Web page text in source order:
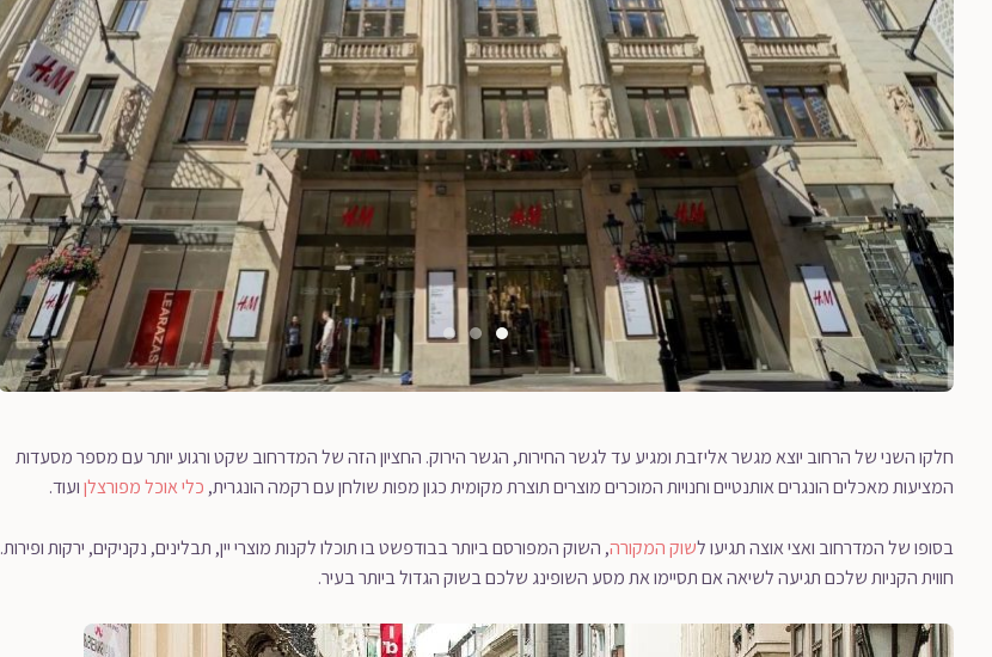
חלקו השני של הרחוב יוצא מגשר אליזבת ומגיע עד לגשר החירות, הגשר הירוק. החציון הזה של המדרחוב שקט ורגוע יותר עם מספר מסעדות
המציעות מאכלים הונגרים אותנטיים וחנויות המוכרים מוצרים תוצרת מקומית כגון מפות שולחן עם רקמה הונגרית, כלי אוכל מפורצלןועוד.
בסופו של המדרחוב ואצי אוצה תגיעו לשוק המקורה, השוק המפורסם ביותר בבודפשט בו תוכלו לקנות מוצרי יין, תבלינים, נקניקים, ירקות ופירות.
חווית הקניות שלכם תגיעה לשיאה אם תסיימו את מסע השופינג שלכם בשוק הגדול ביותר בעיר.